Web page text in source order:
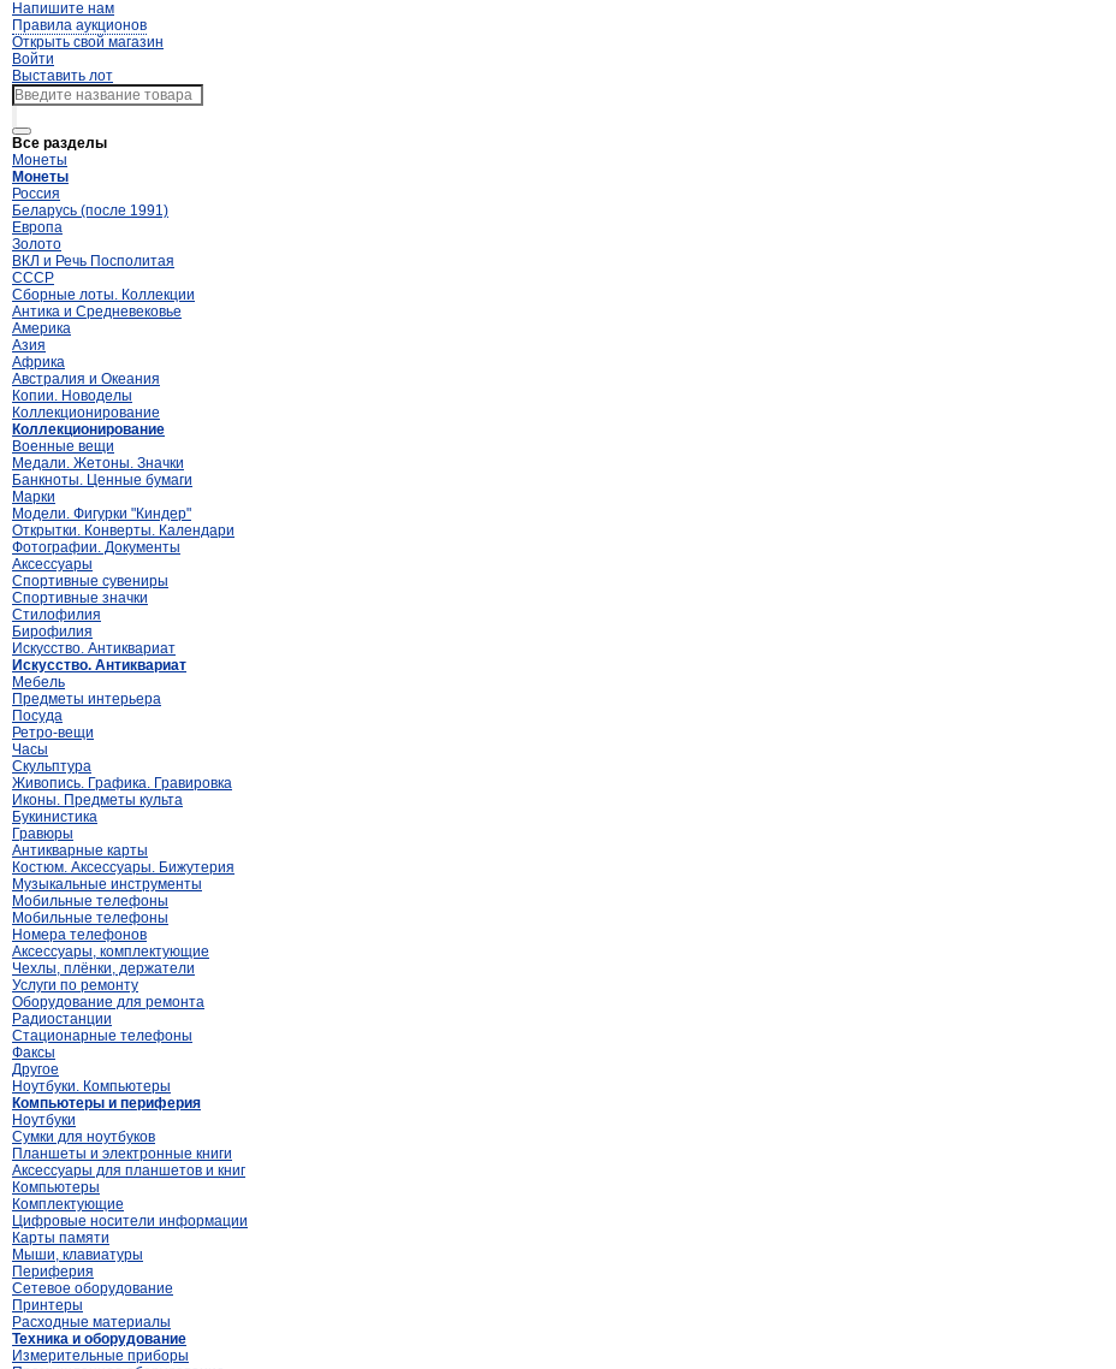
Напишите нам
Правила аукционов
Открыть свой магазин
Войти
Выставить лот
Все разделы
Монеты
Монеты
Россия
Беларусь (после 1991)
Европа
Золото
ВКЛ и Речь Посполитая
СССР
Сборные лоты. Коллекции
Антика и Средневековье
Америка
Азия
Африка
Австралия и Океания
Копии. Новоделы
Коллекционирование
Коллекционирование
Военные вещи
Медали. Жетоны. Значки
Банкноты. Ценные бумаги
Марки
Модели. Фигурки "Киндер"
Открытки. Конверты. Календари
Фотографии. Документы
Аксессуары
Спортивные сувениры
Спортивные значки
Стилофилия
Бирофилия
Искусство. Антиквариат
Искусство. Антиквариат
Мебель
Предметы интерьера
Посуда
Ретро-вещи
Часы
Скульптура
Живопись. Графика. Гравировка
Иконы. Предметы культа
Букинистика
Гравюры
Антикварные карты
Костюм. Аксессуары. Бижутерия
Музыкальные инструменты
Мобильные телефоны
Мобильные телефоны
Номера телефонов
Аксессуары, комплектующие
Чехлы, плёнки, держатели
Услуги по ремонту
Оборудование для ремонта
Радиостанции
Стационарные телефоны
Факсы
Другое
Ноутбуки. Компьютеры
Компьютеры и периферия
Ноутбуки
Сумки для ноутбуков
Планшеты и электронные книги
Аксессуары для планшетов и книг
Компьютеры
Комплектующие
Цифровые носители информации
Карты памяти
Мыши, клавиатуры
Периферия
Сетевое оборудование
Принтеры
Расходные материалы
Техника и оборудование
Измерительные приборы